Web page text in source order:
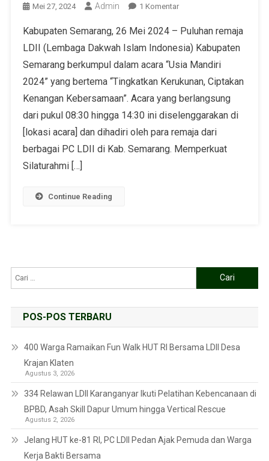
Mei 27, 2024 Admin 1 Komentar
Kabupaten Semarang, 26 Mei 2024 – Puluhan remaja
LDII (Lembaga Dakwah Islam Indonesia) Kabupaten
Semarang berkumpul dalam acara “Usia Mandiri
2024” yang bertema “Tingkatkan Kerukunan, Ciptakan
Kenangan Kebersamaan”. Acara yang berlangsung
dari pukul 08:30 hingga 14:30 ini diselenggarakan di
[lokasi acara] dan dihadiri oleh para remaja dari
berbagai PC LDII di Kab. Semarang. Memperkuat
Silaturahmi […]
Continue Reading
POS-POS TERBARU
400 Warga Ramaikan Fun Walk HUT RI Bersama LDII Desa
Krajan Klaten
Agustus 3, 2026
334 Relawan LDII Karanganyar Ikuti Pelatihan Kebencanaan di
BPBD, Asah Skill Dapur Umum hingga Vertical Rescue
Agustus 2, 2026
Jelang HUT ke-81 RI, PC LDII Pedan Ajak Pemuda dan Warga
Kerja Bakti Bersama